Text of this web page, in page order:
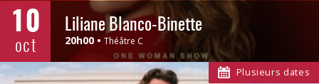
10
oct
Liliane Blanco-Binette
20h00 Théâtre C
Plusieurs dates